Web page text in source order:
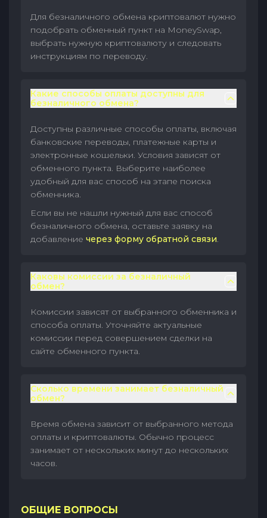
Для безналичного обмена криптовалют нужно
подобрать обменный пункт на MoneySwap,
выбрать нужную криптовалюту и следовать
инструкциям по переводу.
Какие способы оплаты доступны для
безналичного обмена?
Доступны различные способы оплаты, включая
банковские переводы, платежные карты и
электронные кошельки. Условия зависят от
обменного пункта. Выберите наиболее
удобный для вас способ на этапе поиска
обменника.
Если вы не нашли нужный для вас способ
безналичного обмена, оставьте заявку на
добавление через форму обратной связи.
Каковы комиссии за безналичный
обмен?
Комиссии зависят от выбранного обменника и
способа оплаты. Уточняйте актуальные
комиссии перед совершением сделки на
сайте обменного пункта.
Сколько времени занимает безналичный
обмен?
Время обмена зависит от выбранного метода
оплаты и криптовалюты. Обычно процесс
занимает от нескольких минут до нескольких
часов.
ОБЩИЕ ВОПРОСЫ